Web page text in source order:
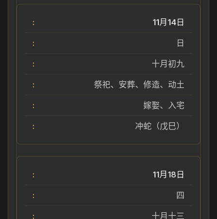
11月14日
日
十月初九
祭祀、安葬、修造、动土
嫁娶、入宅
冲蛇（戊巳）
11月18日
四
十月十三